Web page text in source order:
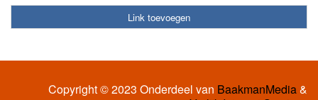
Link toevoegen
Copyright © 2023 Onderdeel van BaakmanMedia&